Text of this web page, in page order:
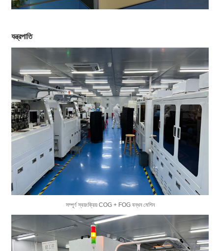
যন্ত্রপাতি
সম্পূর্ণ স্বয়ংক্রিয় COG + FOG বন্ধন মেশিন